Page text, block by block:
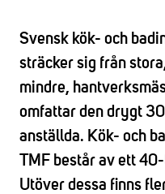
Svensk kök- och
sträcker sig från
mindre,
omfattar den drygt
anställda. Kök- och
TMF består av ett
Utöver dessa finns